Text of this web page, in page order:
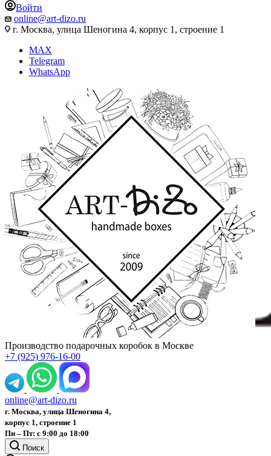
Войти
online@art-dizo.ru
г. Москва, улица Шеногина 4, корпус 1, строение 1
MAX
Telegram
WhatsApp
Производство подарочных коробок в Москве
+7 (925) 976-16-00
online@art-dizo.ru
г. Москва, улица Шеногина 4,
корпус 1, строение 1
Пн – Пт: с 9:00 до 18:00
Поиск